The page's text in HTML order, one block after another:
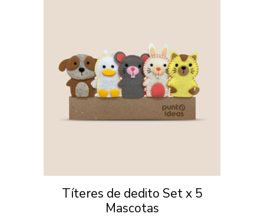
Títeres de dedito Set x 5
Mascotas